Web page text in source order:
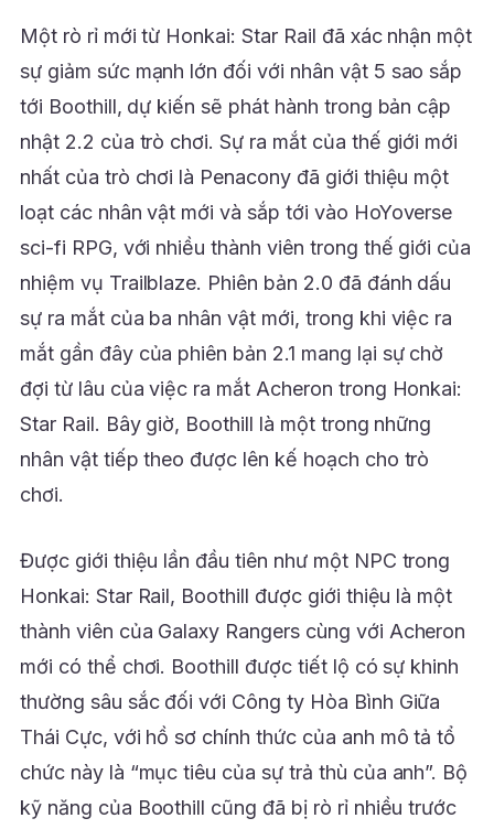
Một rò rỉ mới từ Honkai: Star Rail đã xác nhận một
sự giảm sức mạnh lớn đối với nhân vật 5 sao sắp
tới Boothill, dự kiến sẽ phát hành trong bản cập
nhật 2.2 của trò chơi. Sự ra mắt của thế giới mới
nhất của trò chơi là Penacony đã giới thiệu một
loạt các nhân vật mới và sắp tới vào HoYoverse
sci-fi RPG, với nhiều thành viên trong thế giới của
nhiệm vụ Trailblaze. Phiên bản 2.0 đã đánh dấu
sự ra mắt của ba nhân vật mới, trong khi việc ra
mắt gần đây của phiên bản 2.1 mang lại sự chờ
đợi từ lâu của việc ra mắt Acheron trong Honkai:
Star Rail. Bây giờ, Boothill là một trong những
nhân vật tiếp theo được lên kế hoạch cho trò
chơi.
Được giới thiệu lần đầu tiên như một NPC trong
Honkai: Star Rail, Boothill được giới thiệu là một
thành viên của Galaxy Rangers cùng với Acheron
mới có thể chơi. Boothill được tiết lộ có sự khinh
thường sâu sắc đối với Công ty Hòa Bình Giữa
Thái Cực, với hồ sơ chính thức của anh mô tả tổ
chức này là “mục tiêu của sự trả thù của anh”. Bộ
kỹ năng của Boothill cũng đã bị rò rỉ nhiều trước